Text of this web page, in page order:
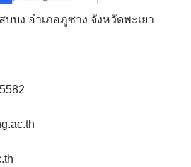
บง อำเภอภูซาง จังหวัดพะเยา